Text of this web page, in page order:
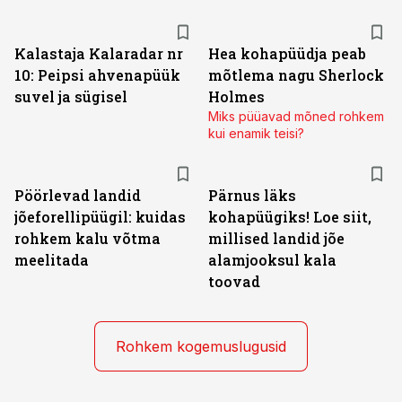
Kalastaja Kalaradar nr
10: Peipsi ahvenapüük
suvel ja sügisel
Hea kohapüüdja peab
mõtlema nagu Sherlock
Holmes
Miks püüavad mõned rohkem
kui enamik teisi?
Pöörlevad landid
jõeforellipüügil: kuidas
rohkem kalu võtma
meelitada
Pärnus läks
kohapüügiks! Loe siit,
millised landid jõe
alamjooksul kala
toovad
Rohkem kogemuslugusid